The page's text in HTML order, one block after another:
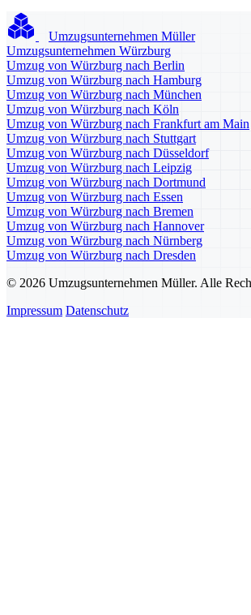
Umzugsunternehmen Müller
Umzugsunternehmen Würzburg
Umzug von Würzburg nach Berlin
Umzug von Würzburg nach Hamburg
Umzug von Würzburg nach München
Umzug von Würzburg nach Köln
Umzug von Würzburg nach Frankfurt am Main
Umzug von Würzburg nach Stuttgart
Umzug von Würzburg nach Düsseldorf
Umzug von Würzburg nach Leipzig
Umzug von Würzburg nach Dortmund
Umzug von Würzburg nach Essen
Umzug von Würzburg nach Bremen
Umzug von Würzburg nach Hannover
Umzug von Würzburg nach Nürnberg
Umzug von Würzburg nach Dresden
© 2026 Umzugsunternehmen Müller. Alle
Impressum Datenschutz